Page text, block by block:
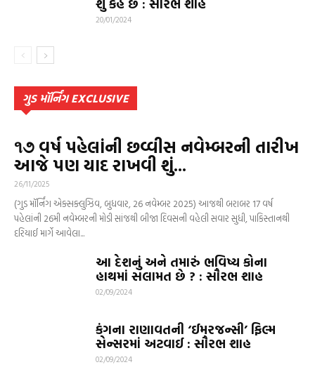
20/01/2024
ગુડ મૉર્નિંગ EXCLUSIVE
૧૭ વર્ષ પહેલાંની છવ્વીસ નવેમ્બરની તારીખ
આજે પણ યાદ રાખવી શું...
26/11/2025
(ગુડ મૉર્નિંગ એક્સક્લુઝિવ, બુધવાર, 26 નવેમ્બર 2025) આજથી બરાબર 17 વર્ષ
પહેલાંની 26મી નવેમ્બરની મોડી સાંજથી બીજા દિવસની વહેલી સવાર સુધી, પાકિસ્તાનથી
દરિયાઈ માર્ગે આવેલા...
આ દેશનું અને તમારું ભવિષ્ય કોના
હાથમાં સલામત છે ? : સૌરભ શાહ
02/09/2024
કંગના રાણાવતની ‘ઈમરજન્સી’ ફિલ્મ
સેન્સરમાં અટવાઈ : સૌરભ શાહ
02/09/2024